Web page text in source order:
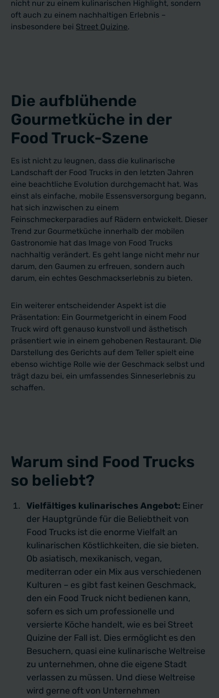
nicht nur zu einem kulinarischen Highlight, sondern
oft auch zu einem nachhaltigen Erlebnis –
insbesondere bei Street Quizine.
Die aufblühende
Gourmetküche in der
Food Truck-Szene
Es ist nicht zu leugnen, dass die kulinarische
Landschaft der Food Trucks in den letzten Jahren
eine beachtliche Evolution durchgemacht hat. Was
einst als einfache, mobile Essensversorgung begann,
hat sich inzwischen zu einem
Feinschmeckerparadies auf Rädern entwickelt. Dieser
Trend zur Gourmetküche innerhalb der mobilen
Gastronomie hat das Image von Food Trucks
nachhaltig verändert. Es geht lange nicht mehr nur
darum, den Gaumen zu erfreuen, sondern auch
darum, ein echtes Geschmackserlebnis zu bieten.
Ein weiterer entscheidender Aspekt ist die
Präsentation: Ein Gourmetgericht in einem Food
Truck wird oft genauso kunstvoll und ästhetisch
präsentiert wie in einem gehobenen Restaurant. Die
Darstellung des Gerichts auf dem Teller spielt eine
ebenso wichtige Rolle wie der Geschmack selbst und
trägt dazu bei, ein umfassendes Sinneserlebnis zu
schaffen.
Warum sind Food Trucks
so beliebt?
Vielfältiges kulinarisches Angebot: Einer
der Hauptgründe für die Beliebtheit von
Food Trucks ist die enorme Vielfalt an
kulinarischen Köstlichkeiten, die sie bieten.
Ob asiatisch, mexikanisch, vegan,
mediterran oder ein Mix aus verschiedenen
Kulturen – es gibt fast keinen Geschmack,
den ein Food Truck nicht bedienen kann,
sofern es sich um professionelle und
versierte Köche handelt, wie es bei Street
Quizine der Fall ist. Dies ermöglicht es den
Besuchern, quasi eine kulinarische Weltreise
zu unternehmen, ohne die eigene Stadt
verlassen zu müssen. Und diese Weltreise
wird gerne oft von Unternehmen